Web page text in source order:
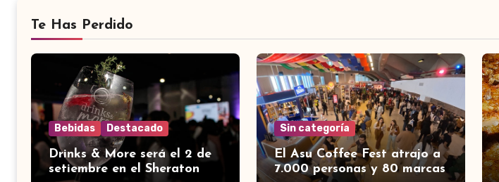
Te Has Perdido
Bebidas Destacado
Drinks & More será el 2 de
setiembre en el Sheraton
Sin categoría
El Asu Coffee Fest atrajo a
7.000 personas y 80 marcas